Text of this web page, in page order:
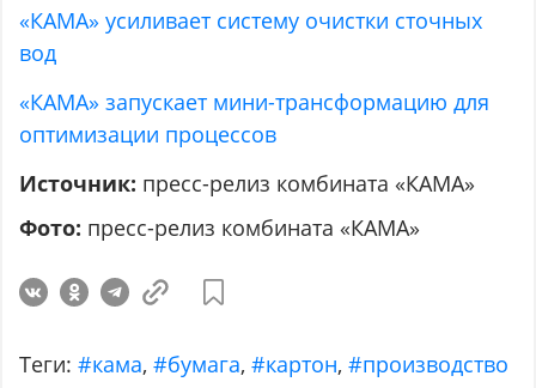
«КАМА» усиливает систему очистки сточных
вод
«КАМА» запускает мини-трансформацию для
оптимизации процессов
Источник: пресс-релиз комбината «КАМА»
Фото: пресс-релиз комбината «КАМА»
Теги: #кама,#бумага,#картон,#производство